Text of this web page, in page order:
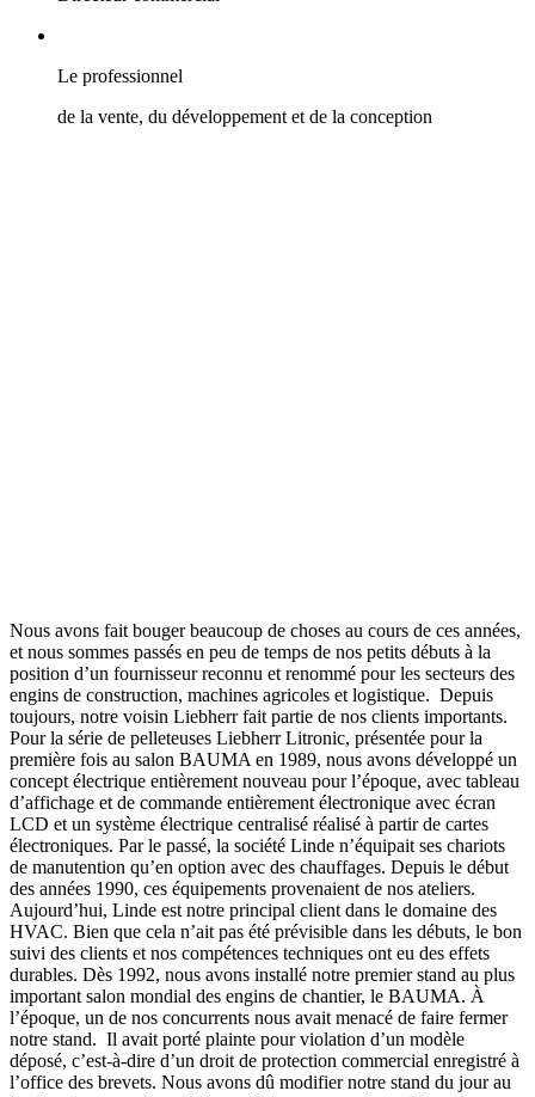
Le professionnel
de la vente, du développement et de la conception
Nous avons fait bouger beaucoup de choses au cours de ces années,
et nous sommes passés en peu de temps de nos petits débuts à la
position d’un fournisseur reconnu et renommé pour les secteurs des
engins de construction, machines agricoles et logistique. Depuis
toujours, notre voisin Liebherr fait partie de nos clients importants.
Pour la série de pelleteuses Liebherr Litronic, présentée pour la
première fois au salon BAUMA en 1989, nous avons développé un
concept électrique entièrement nouveau pour l’époque, avec tableau
d’affichage et de commande entièrement électronique avec écran
LCD et un système électrique centralisé réalisé à partir de cartes
électroniques. Par le passé, la société Linde n’équipait ses chariots
de manutention qu’en option avec des chauffages. Depuis le début
des années 1990, ces équipements provenaient de nos ateliers.
Aujourd’hui, Linde est notre principal client dans le domaine des
HVAC. Bien que cela n’ait pas été prévisible dans les débuts, le bon
suivi des clients et nos compétences techniques ont eu des effets
durables. Dès 1992, nous avons installé notre premier stand au plus
important salon mondial des engins de chantier, le BAUMA. À
l’époque, un de nos concurrents nous avait menacé de faire fermer
notre stand. Il avait porté plainte pour violation d’un modèle
déposé, c’est-à-dire d’un droit de protection commercial enregistré à
l’office des brevets. Nous avons dû modifier notre stand du jour au